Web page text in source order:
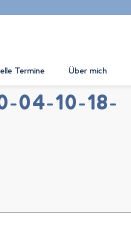
Termine Über mich
04-10-18-